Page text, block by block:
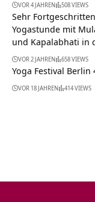
VOR 4 JAHREN 508 VIEWS
Sehr
Yogastunde mit
und Kapalabhati in
VOR 2 JAHREN 658 VIEWS
Yoga Festival Berlin
VOR 18 JAHREN 414 VIEWS